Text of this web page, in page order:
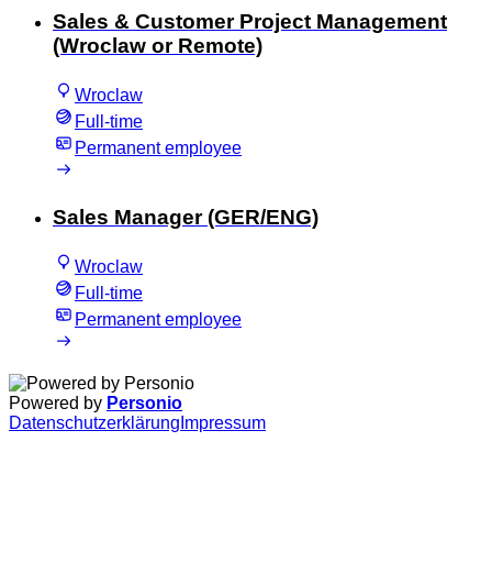
Sales & Customer Project Management
(Wroclaw or Remote)
Wroclaw
Full-time
Permanent employee
Sales Manager (GER/ENG)
Wroclaw
Full-time
Permanent employee
Powered by Personio
Datenschutzerklärung Impressum